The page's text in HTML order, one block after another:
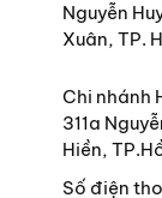
Nguyễn
Xuân, TP.
Chi nhánh
311a
Hiền,
Số điện